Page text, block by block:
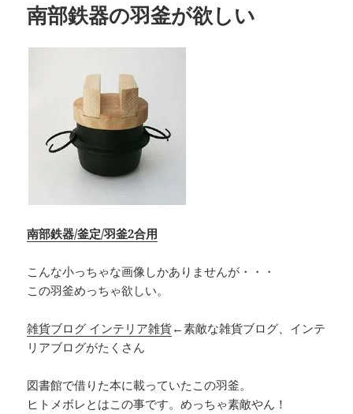
南部鉄器の羽釜が欲しい
南部鉄器/釜定/羽釜2合用
こんな小っちゃな画像しかありませんが・・・
この羽釜めっちゃ欲しい。
雑貨ブログ インテリア雑貨←素敵な雑貨ブログ、インテ
リアブログがたくさん
図書館で借りた本に載っていたこの羽釜。
ヒトメボレとはこの事です。めっちゃ素敵やん！